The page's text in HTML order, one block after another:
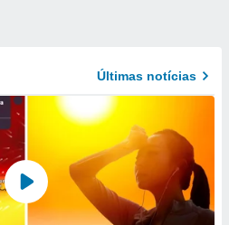
Últimas notícias